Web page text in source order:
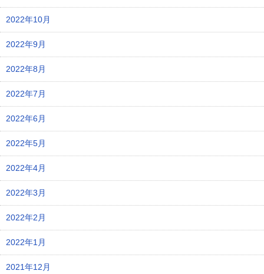
2022年10月
2022年9月
2022年8月
2022年7月
2022年6月
2022年5月
2022年4月
2022年3月
2022年2月
2022年1月
2021年12月